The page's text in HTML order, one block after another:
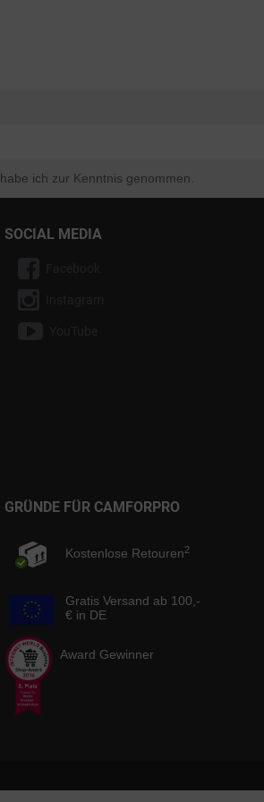
habe ich zur Kenntnis genommen.
SOCIAL MEDIA
GRÜNDE FÜR CAMFORPRO
Kostenlose Retouren2
Gratis Versand ab 100,-
€ in DE
Award Gewinner